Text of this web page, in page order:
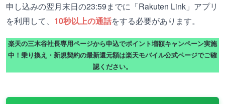
申し込みの翌月末日の23:59までに「Rakuten Link」アプリ
を利用して、 10秒以上の通話をする必要があります。
楽天の三木谷社長専用ページから申込でポイント増額キャンペーン実施
中！乗り換え・新規契約の最新還元額は楽天モバイル公式ページでご確
認ください。